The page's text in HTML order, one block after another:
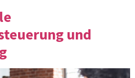
und